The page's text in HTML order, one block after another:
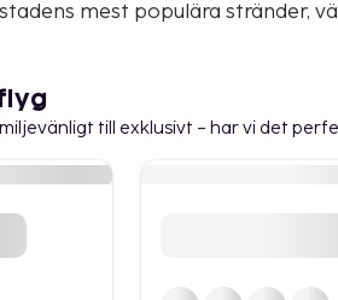
mest populära stränder,
som fascinerar
stalaktiter och stalagmiter
inte bara en naturlig sevärdhet
grottmålningar.
till exklusivt – har vi det